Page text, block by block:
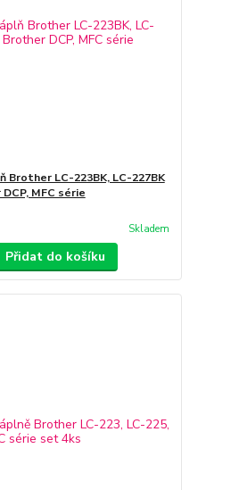
Brother LC-223BK, LC-227BK
MFC série
Skladem
Přidat do košíku